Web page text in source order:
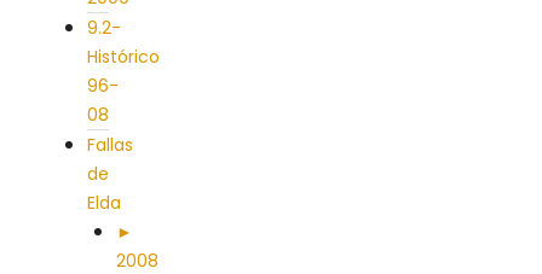
9.2-
Histórico
96-
08
Fallas
de
Elda
►
2008